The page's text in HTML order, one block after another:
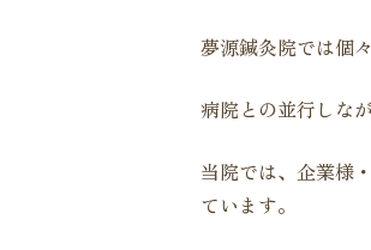
夢源鍼灸院では個
病院との並行しな
当院では、企業様
ています。